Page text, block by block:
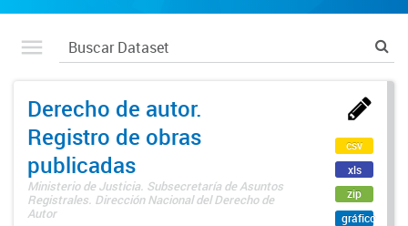
Derecho de autor.
Registro de obras
publicadas
Ministerio de Justicia. Subsecretaría de Asuntos
Registrales. Dirección Nacional del Derecho de
Autor
csv
xls
zip
gráfico